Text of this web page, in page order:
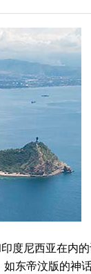
尼西亚在内的
东帝汶版的神